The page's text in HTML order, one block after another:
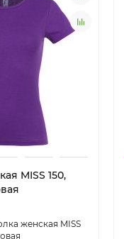
MISS 150,
женская MISS